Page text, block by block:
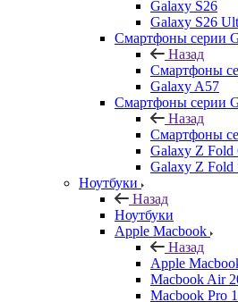
Galaxy S26
Galaxy S26
Смартфоны серии
Назад
Смартфоны
Galaxy A57
Смартфоны серии
Назад
Смартфоны
Galaxy Z Fold
Galaxy Z Fold
Ноутбуки
Назад
Ноутбуки
Apple Macbook
Назад
Apple
Macbook Air
Macbook Pro